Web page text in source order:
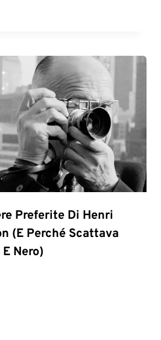
Preferite Di Henri
(e Perché Scattava
Nero)